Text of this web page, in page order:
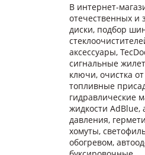
В интернет-
отечественных
диски, подбор
аксессуары,
сигнальные
ключи, очистка
топливные
гидравлические
жидкости AdBlue,
давления,
хомуты,
обогревом,